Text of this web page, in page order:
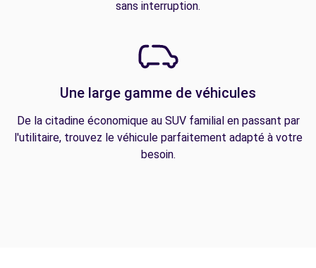
sans interruption.
Une large gamme de véhicules
De la citadine économique au SUV familial en passant par
l'utilitaire, trouvez le véhicule parfaitement adapté à votre
besoin.